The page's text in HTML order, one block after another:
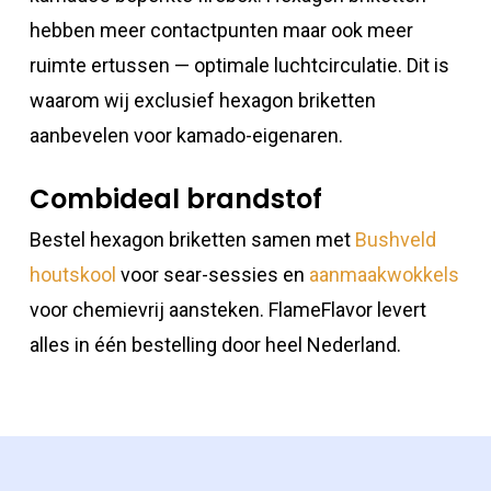
hebben meer contactpunten maar ook meer
ruimte ertussen — optimale luchtcirculatie. Dit is
waarom wij exclusief hexagon briketten
aanbevelen voor kamado-eigenaren.
Combideal brandstof
Bestel hexagon briketten samen met Bushveld
houtskool voor sear-sessies en aanmaakwokkels
voor chemievrij aansteken. FlameFlavor levert
alles in één bestelling door heel Nederland.